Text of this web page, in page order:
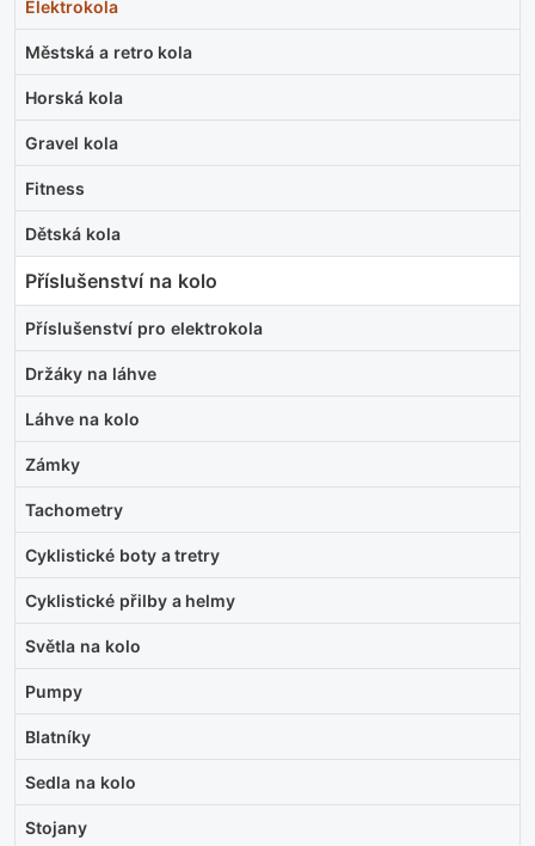
Elektrokola
Městská a retro kola
Horská kola
Gravel kola
Fitness
Dětská kola
Příslušenství na kolo
Příslušenství pro elektrokola
Držáky na láhve
Láhve na kolo
Zámky
Tachometry
Cyklistické boty a tretry
Cyklistické přilby a helmy
Světla na kolo
Pumpy
Blatníky
Sedla na kolo
Stojany